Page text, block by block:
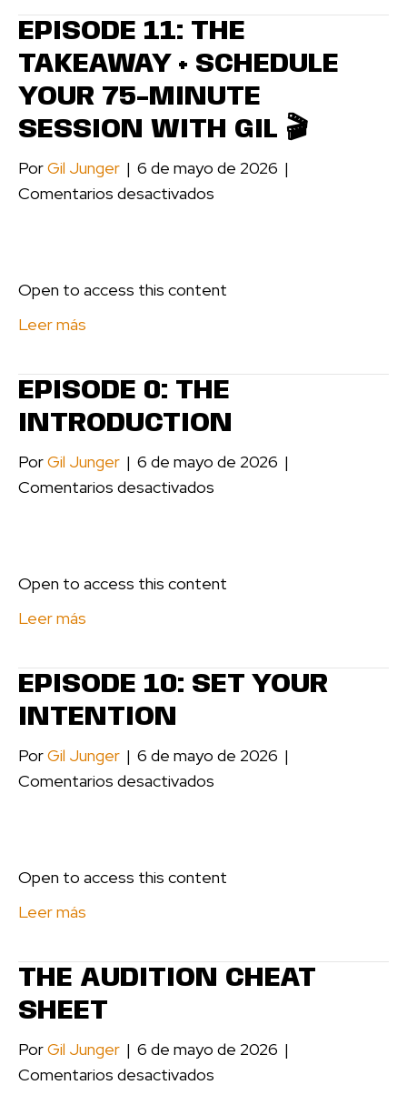
EPISODE 11: THE
TAKEAWAY + SCHEDULE
YOUR 75-MINUTE
SESSION WITH GIL 🎬
PorGil Junger | 6 de mayo de 2026 |
Comentarios desactivados
Takeaway
Your
75-
Minute
with
Open to access this content
Leer más
EPISODE 0: THE
INTRODUCTION
PorGil Junger | 6 de mayo de 2026 |
Comentarios desactivados
Introduction
Open to access this content
Leer más
EPISODE 10: SET YOUR
INTENTION
PorGil Junger | 6 de mayo de 2026 |
Comentarios desactivados
Your
Open to access this content
Leer más
THE AUDITION CHEAT
SHEET
PorGil Junger | 6 de mayo de 2026 |
Comentarios desactivados